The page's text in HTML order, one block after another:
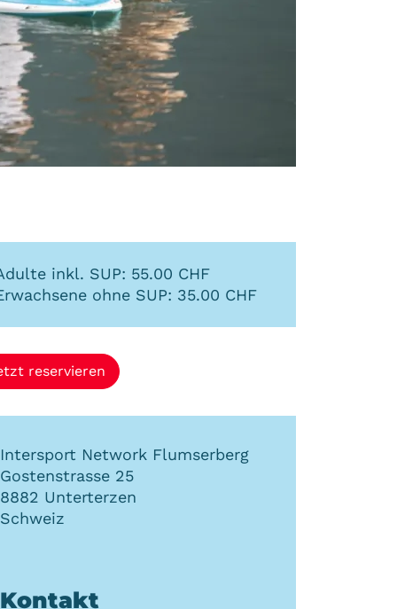
inkl. SUP: 55.00 CHF
ohne SUP: 35.00 CHF
reservieren
Intersport Network Flumserberg
Gostenstrasse 25
8882 Unterterzen
Schweiz
Kontakt